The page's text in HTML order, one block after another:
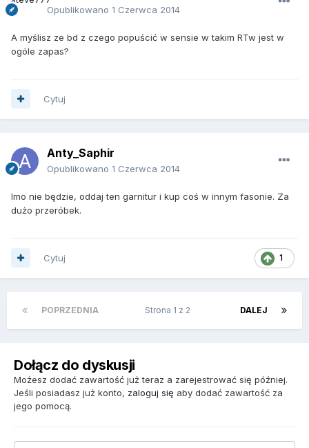
Opublikowano 1 Czerwca 2014
A myślisz ze bd z czego popuścić w sensie w takim RTw jest w
ogóle zapas?
Cytuj
Anty_Saphir
Opublikowano 1 Czerwca 2014
Imo nie będzie, oddaj ten garnitur i kup coś w innym fasonie. Za
dużo przeróbek.
1
Cytuj
POPRZEDNIA DALEJ
Strona 1 z 2
Dołącz do dyskusji
Możesz dodać zawartość już teraz a zarejestrować się później.
Jeśli posiadasz już konto, zaloguj się aby dodać zawartość za
jego pomocą.